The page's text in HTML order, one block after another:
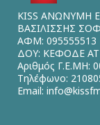
KISS ΑΝΩΝΥΜΗ
ΒΑΣΙΛΙΣΣΗΣ
ΑΦΜ: 095555513
ΔΟΥ: ΚΕΦΟΔΕ
Αριθμός Γ.Ε.ΜΗ:
Τηλέφωνο:
Email: